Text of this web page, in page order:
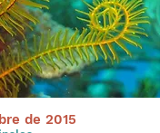
de 2015